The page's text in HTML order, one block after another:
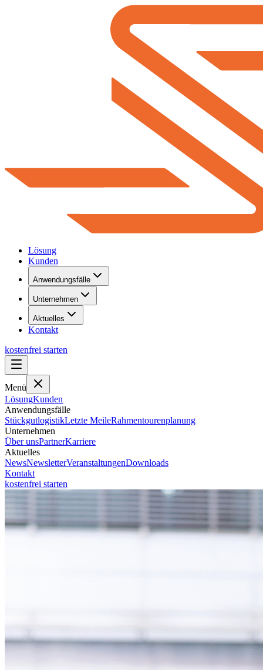
Lösung
Kunden
Anwendungsfälle
Unternehmen
Aktuelles
Kontakt
kostenfrei starten
Menü
LösungKunden
Anwendungsfälle
StückgutlogistikLetzte MeileRahmentourenplanung
Unternehmen
Über unsPartnerKarriere
Aktuelles
NewsNewsletterVeranstaltungenDownloads
Kontakt
kostenfrei starten